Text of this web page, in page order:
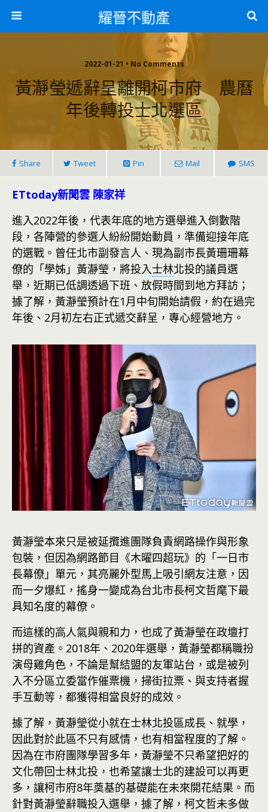
耀晉不動產
2022-01-21 • No Comments
黃瀞瑩遞辭呈離開柯市府 農曆
年後轉投士北選區
Share Tweet Pin Mail SMS
ETtoday新聞雲 陳家祥
進入2022年後，代表年底的地方選舉進入倒數階
段，各陣營的參選人紛紛開始動員，準備迎接年底
的選戰。曾任北市副發言人、現為副市長黃珊珊幕
僚的「學姊」黃瀞瑩，將投入士林北投的議員選
舉，近期已低調透過下班、放假時間到地方拜訪；
據了解，黃瀞瑩預計在1月中旬開始請假，約在過完
年後、2月初左右正式遞交辭呈，專心經營地方。
黃瀞瑩本來只是被延攬進團隊負責網路操作與形象
包裝，但因為網路節目《木曜四超玩》的「一日市
長幕僚」單元，其亮麗外型馬上吸引網友注意，因
而一夕爆紅，搖身一變成為台北市長柯文哲麾下最
具知名度的幕僚。
而這樣的高人氣與親和力，也成了黃瀞瑩在政壇打
拼的資產。2018年、2020年選舉，黃瀞瑩都稱職扮
演母雞角色，不論是幫結盟的友軍站台，或是被列
入不分區立委當作催票機，掃街拉票、與支持者握
手互動等，都獲得相當良好的成效。
據了解，黃瀞瑩從小就在士林北投區成長、就學，
因此對於此區不只有感情，也有相當程度的了解。
因為在市府團隊學習多年，黃瀞瑩不只希望把好的
文化帶回士林北投，也希望讓士北的建設可以再更
多，讓柯市府8年奠基的基礎能在未來開花結果。而
針對黃瀞瑩辭職投入選舉，據了解，柯文哲未多做